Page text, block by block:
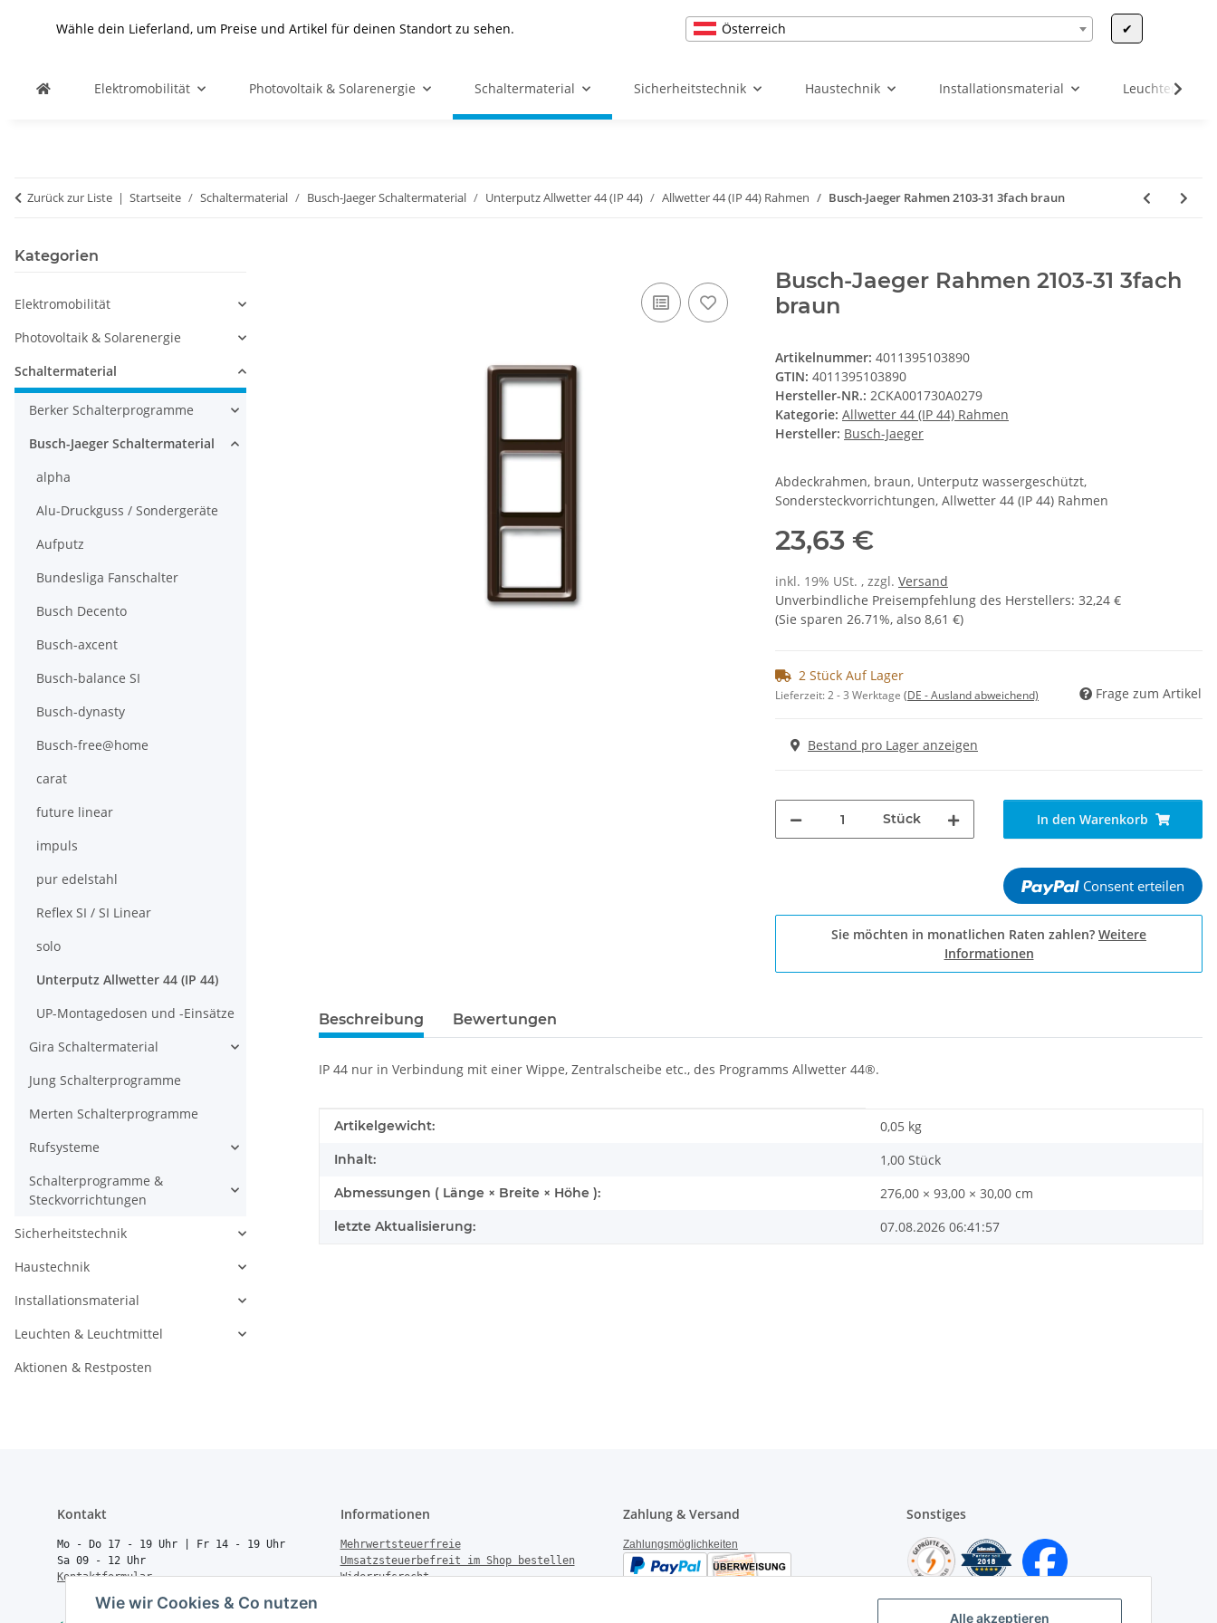
Alle akzeptieren
Wie wir Cookies & Co nutzen
Wähle dein Lieferland, um Preise und Artikel für deinen Standort zu sehen. Österreich ✔
Elektromobilität Photovoltaik & Solarenergie Schaltermaterial Sicherheitstechnik Haustechnik Installationsmaterial Leuchten &
Zurück zur Liste Startseite Schaltermaterial Busch-Jaeger Schaltermaterial Unterputz Allwetter 44 (IP 44) Allwetter 44 (IP 44) Rahmen Busch-Jaeger Rahmen 2103-31 3fach braun
Busch-Jaeger Rahmen 2103-31 3fach
braun
Artikelnummer: 4011395103890
GTIN: 4011395103890
Hersteller-NR.: 2CKA001730A0279
Kategorie: Allwetter 44 (IP 44) Rahmen
Hersteller: Busch-Jaeger
Abdeckrahmen, braun, Unterputz wassergeschützt,
Sondersteckvorrichtungen, Allwetter 44 (IP 44) Rahmen
23,63 €
inkl. 19% USt. , zzgl. Versand
Unverbindliche Preisempfehlung des Herstellers: 32,24 €
(Sie sparen 26.71%, also 8,61 €)
2 Stück Auf Lager
Lieferzeit:2 - 3 Werktage (DE - Ausland abweichend) Frage zum Artikel
Bestand pro Lager anzeigen
Stück In den Warenkorb
Consent erteilen
Sie möchten in monatlichen Raten zahlen? Weitere
Informationen
Beschreibung Bewertungen
IP 44 nur in Verbindung mit einer Wippe, Zentralscheibe etc., des Programms Allwetter 44®.
Produkteigenschaft
Wert
Artikelgewicht: 0,05 kg
Inhalt: 1,00 Stück
Abmessungen ( Länge × Breite × Höhe ): 276,00 × 93,00 × 30,00 cm
letzte Aktualisierung: 07.08.2026 06:41:57
Kategorien
Elektromobilität
Photovoltaik & Solarenergie
Schaltermaterial
Berker Schalterprogramme
Busch-Jaeger Schaltermaterial
alpha
Alu-Druckguss / Sondergeräte
Aufputz
Bundesliga Fanschalter
Busch Decento
Busch-axcent
Busch-balance SI
Busch-dynasty
Busch-free@home
carat
future linear
impuls
pur edelstahl
Reflex SI / SI Linear
solo
Unterputz Allwetter 44 (IP 44)
UP-Montagedosen und -Einsätze
Gira Schaltermaterial
Jung Schalterprogramme
Merten Schalterprogramme
Rufsysteme
Schalterprogramme &
Steckvorrichtungen
Sicherheitstechnik
Haustechnik
Installationsmaterial
Leuchten & Leuchtmittel
Aktionen & Restposten
Kontakt
Mo - Do 17 - 19 Uhr | Fr 14 - 19 Uhr
Sa 09 - 12 Uhr
Kontaktformular
Informationen
Mehrwertsteuerfreie
Umsatzsteuerbefreit im Shop bestellen
Widerrufsrecht
Zahlung & Versand
Zahlungsmöglichkeiten
Sonstiges